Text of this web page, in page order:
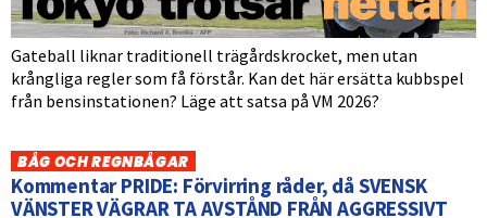
Gateball liknar traditionell trägårdskrocket, men utan
krångliga regler som få förstår. Kan det här ersätta kubbspel
från bensinstationen? Läge att satsa på VM 2026?
BÅG OCH REGNBÅGAR
Kommentar PRIDE: Förvirring råder, då SVENSK
VÄNSTER VÄGRAR TA AVSTÅND FRÅN AGGRESSIVT